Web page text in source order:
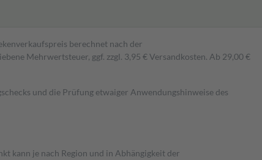
berechnet nach der
Mehrwertsteuer, ggf. zzgl. 3,95 € Versandkosten. Ab 29,00 €
und die Prüfung etwaiger Anwendungshinweise des
kann je nach Region und in Abhängigkeit der